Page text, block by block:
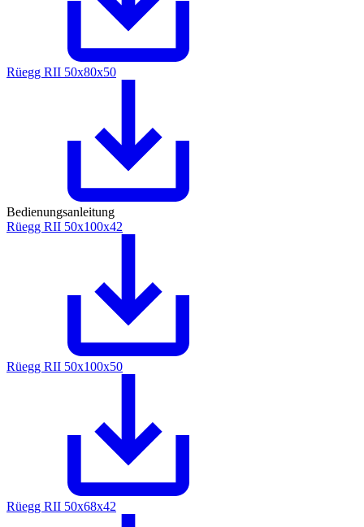
Rüegg RII 50x80x50
Bedienungsanleitung
Rüegg RII 50x100x42
Rüegg RII 50x100x50
Rüegg RII 50x68x42